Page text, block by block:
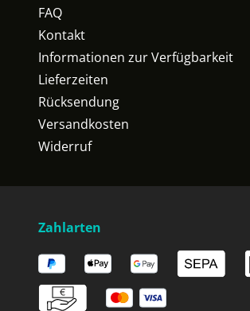
FAQ
Kontakt
Informationen zur Verfügbarkeit
Lieferzeiten
Rücksendung
Versandkosten
Widerruf
Zahlarten